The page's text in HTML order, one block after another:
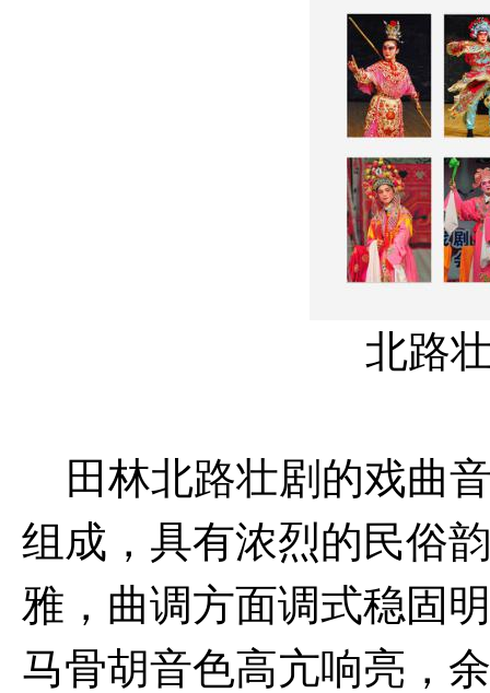
北路
田林北路壮剧的戏曲
组成，具有浓烈的民俗
雅，曲调方面调式稳固
马骨胡音色高亢响亮，